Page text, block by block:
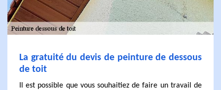
La gratuité du devis de peinture de dessous
de toit
Il est possible que vous souhaitiez de faire un travail de